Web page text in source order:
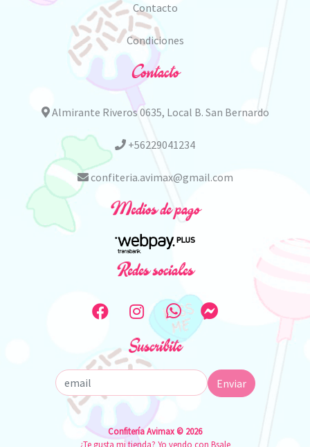
Contacto
Condiciones
Contacto
Almirante Riveros 0635, Local B. San Bernardo
+56229041234
confiteria.avimax@gmail.com
Medios de pago
Redes sociales
Suscribite
Enviar
Confitería Avimax © 2026
¿Te gusta mi tienda? Yo vendo con Bsale